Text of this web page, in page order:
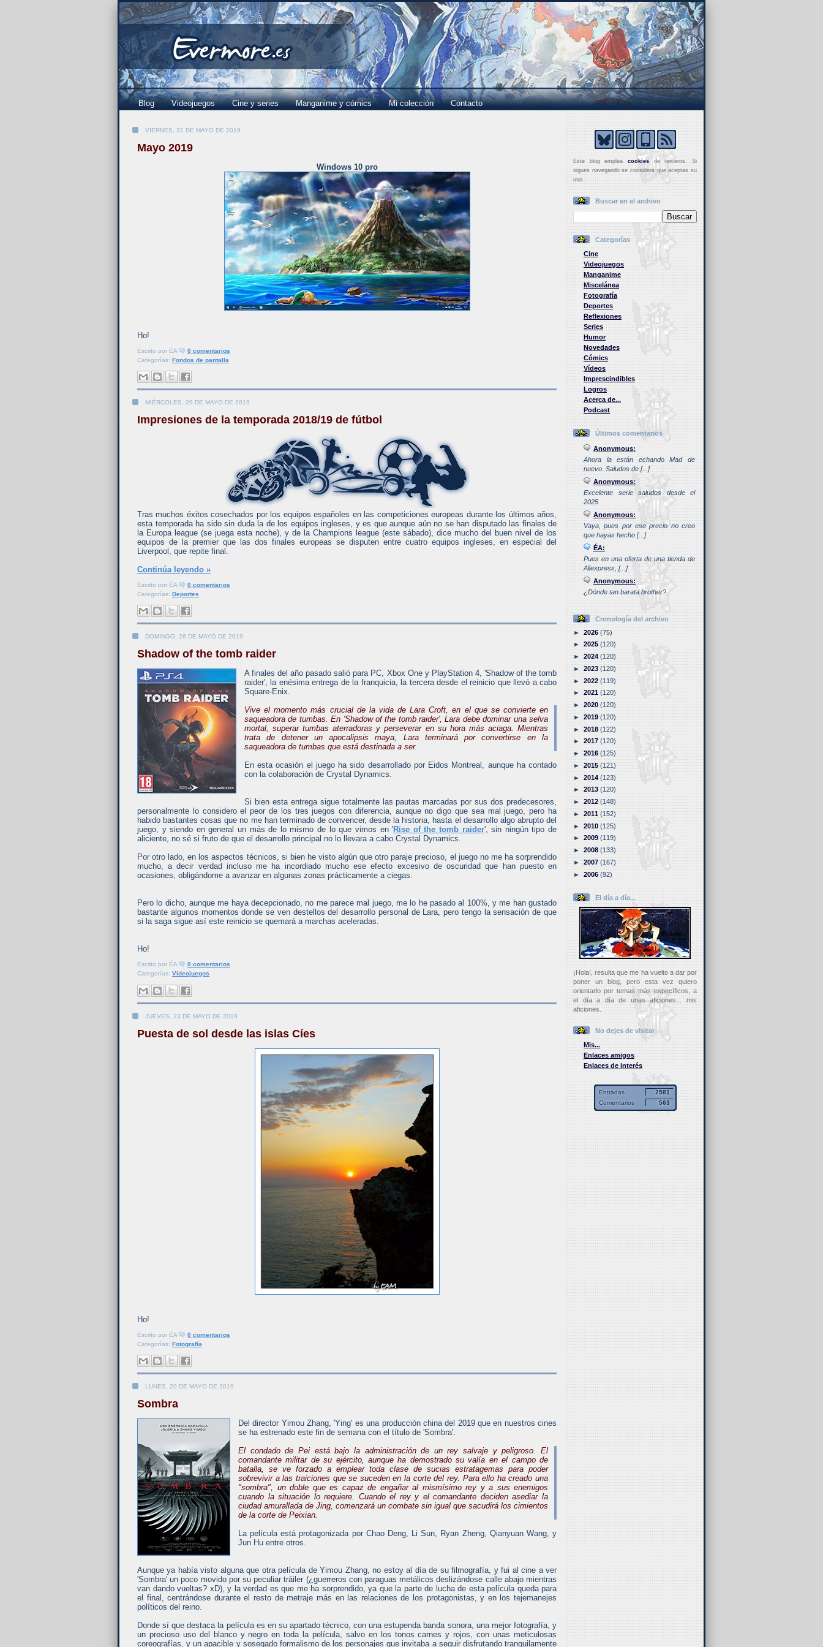
Blog Videojuegos Cine y series Manganime y cómics Mi colección Contacto
VIERNES, 31 DE MAYO DE 2019
Mayo 2019
Windows 10 pro
Ho!
Escrito por ÉA
0 comentarios
Categorías: Fondos de pantalla
MIÉRCOLES, 29 DE MAYO DE 2019
Impresiones de la temporada 2018/19 de fútbol
Tras muchos éxitos cosechados por los equipos españoles en las competiciones europeas durante los últimos años,
esta temporada ha sido sin duda la de los equipos ingleses, y es que aunque aún no se han disputado las finales de
la Europa league (se juega esta noche), y de la Champions league (este sábado), dice mucho del buen nivel de los
equipos de la premier que las dos finales europeas se disputen entre cuatro equipos ingleses, en especial del
Liverpool, que repite final.
Continúa leyendo »
Escrito por ÉA
0 comentarios
Categorías: Deportes
DOMINGO, 26 DE MAYO DE 2019
Shadow of the tomb raider
A finales del año pasado salió para PC, Xbox One y PlayStation 4, 'Shadow of the tomb
raider', la enésima entrega de la franquicia, la tercera desde el reinicio que llevó a cabo
Square-Enix.
Vive el momento más crucial de la vida de Lara Croft, en el que se convierte en
saqueadora de tumbas. En 'Shadow of the tomb raider', Lara debe dominar una selva
mortal, superar tumbas aterradoras y perseverar en su hora más aciaga. Mientras
trata de detener un apocalipsis maya, Lara terminará por convertirse en la
saqueadora de tumbas que está destinada a ser.
En esta ocasión el juego ha sido desarrollado por Eidos Montreal, aunque ha contado
con la colaboración de Crystal Dynamics.
Si bien esta entrega sigue totalmente las pautas marcadas por sus dos predecesores,
personalmente lo considero el peor de los tres juegos con diferencia, aunque no digo que sea mal juego, pero ha
habido bastantes cosas que no me han terminado de convencer, desde la historia, hasta el desarrollo algo abrupto del
juego, y siendo en general un más de lo mismo de lo que vimos en 'Rise of the tomb raider', sin ningún tipo de
aliciente, no sé si fruto de que el desarrollo principal no lo llevara a cabo Crystal Dynamics.
Por otro lado, en los aspectos técnicos, si bien he visto algún que otro paraje precioso, el juego no me ha sorprendido
mucho, a decir verdad incluso me ha incordiado mucho ese efecto excesivo de oscuridad que han puesto en
ocasiones, obligándome a avanzar en algunas zonas prácticamente a ciegas.
Pero lo dicho, aunque me haya decepcionado, no me parece mal juego, me lo he pasado al 100%, y me han gustado
bastante algunos momentos donde se ven destellos del desarrollo personal de Lara, pero tengo la sensación de que
si la saga sigue así este reinicio se quemará a marchas aceleradas.
Ho!
Escrito por ÉA
0 comentarios
Categorías: Videojuegos
JUEVES, 23 DE MAYO DE 2019
Puesta de sol desde las islas Cíes
Ho!
Escrito por ÉA
0 comentarios
Categorías: Fotografía
LUNES, 20 DE MAYO DE 2019
Sombra
Del director Yimou Zhang, 'Ying' es una producción china del 2019 que en nuestros cines
se ha estrenado este fin de semana con el título de 'Sombra'.
El condado de Pei está bajo la administración de un rey salvaje y peligroso. El
comandante militar de su ejército, aunque ha demostrado su valía en el campo de
batalla, se ve forzado a emplear toda clase de sucias estratagemas para poder
sobrevivir a las traiciones que se suceden en la corte del rey. Para ello ha creado una
"sombra", un doble que es capaz de engañar al mismísimo rey y a sus enemigos
cuando la situación lo requiere. Cuando el rey y el comandante deciden asediar la
ciudad amurallada de Jing, comenzará un combate sin igual que sacudirá los cimientos
de la corte de Peixian.
La película está protagonizada por Chao Deng, Li Sun, Ryan Zheng, Qianyuan Wang, y
Jun Hu entre otros.
Aunque ya había visto alguna que otra película de Yimou Zhang, no estoy al día de su filmografía, y fui al cine a ver
'Sombra' un poco movido por su peculiar tráiler (¿guerreros con paraguas metálicos deslizándose calle abajo mientras
van dando vueltas? xD), y la verdad es que me ha sorprendido, ya que la parte de lucha de esta película queda para
el final, centrándose durante el resto de metraje más en las relaciones de los protagonistas, y en los tejemanejes
políticos del reino.
Donde sí que destaca la película es en su apartado técnico, con una estupenda banda sonora, una mejor fotografía, y
un precioso uso del blanco y negro en toda la película, salvo en los tonos carnes y rojos, con unas meticulosas
coreografías, y un apacible y sosegado formalismo de los personajes que invitaba a seguir disfrutando tranquilamente
Este blog empleacookies de terceros. Si
sigues navegando se considera que aceptas su
uso.
Buscar en el archivo
Categorías
Cine
Videojuegos
Manganime
Miscelánea
Fotografía
Deportes
Reflexiones
Series
Humor
Novedades
Cómics
Vídeos
Imprescindibles
Logros
Acerca de...
Podcast
Últimos comentarios
Anonymous:
Ahora la están echando Mad de
nuevo. Saludos de [...]
Anonymous:
Excelente serie saludos desde el
2025
Anonymous:
Vaya, pues por ese precio no creo
que hayas hecho [...]
ÉA:
Pues en una oferta de una tienda de
Aliexpress, [...]
Anonymous:
¿Dónde tan barata brother?
Cronología del archivo
►2026(75)
►2025(120)
►2024(120)
►2023(120)
►2022(119)
►2021(120)
►2020(120)
►2019(120)
►2018(122)
►2017(120)
►2016(125)
►2015(121)
►2014(123)
►2013(120)
►2012(148)
►2011(152)
►2010(125)
►2009(119)
►2008(133)
►2007(167)
►2006(92)
El día a día...
¡Hola!, resulta que me ha vuelto a dar por
poner un blog, pero esta vez quiero
orientarlo por temas más específicos, a
el día a día de unas aficiones... mis
aficiones.
No dejes de visitar
Mis...
Enlaces amigos
Enlaces de interés
Entradas
2581
Comentarios
563